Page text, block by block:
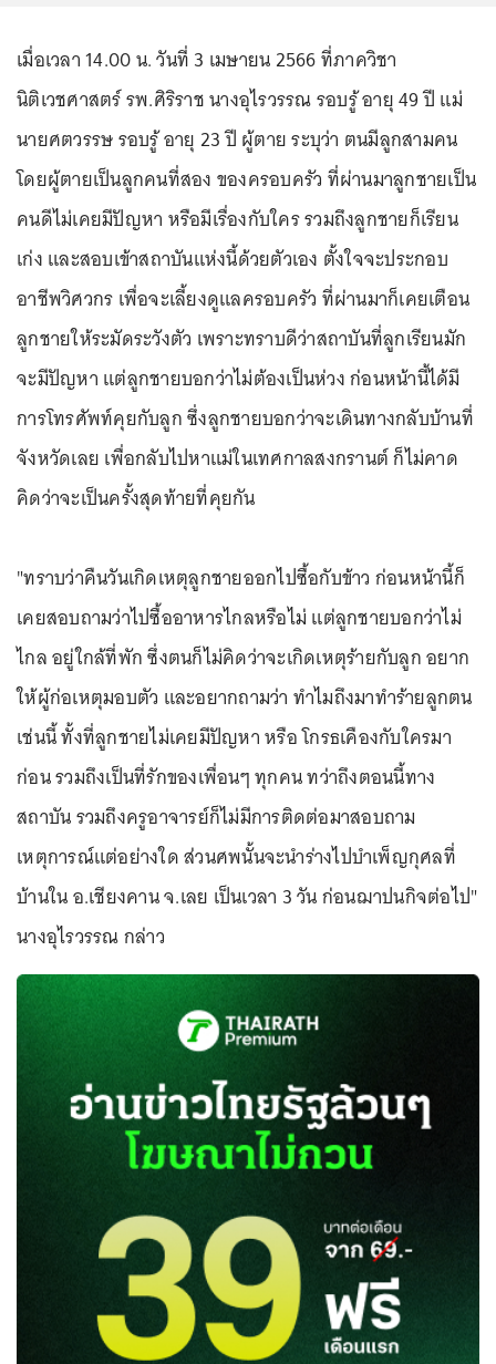
เมื่อเวลา 14.00 น. วันที่ 3 เมษายน 2566 ที่ภาควิชา
นิติเวชศาสตร์ รพ.ศิริราช นางอุไรวรรณ รอบรู้ อายุ 49 ปี แม่
นายศตวรรษ รอบรู้ อายุ 23 ปี ผู้ตาย ระบุว่า ตนมีลูกสามคน
โดยผู้ตายเป็นลูกคนที่สอง ของครอบครัว ที่ผ่านมาลูกชายเป็น
คนดีไม่เคยมีปัญหา หรือมีเรื่องกับใคร รวมถึงลูกชายก็เรียน
เก่ง และสอบเข้าสถาบันแห่งนี้ด้วยตัวเอง ตั้งใจจะประกอบ
อาชีพวิศวกร เพื่อจะเลี้ยงดูแลครอบครัว ที่ผ่านมาก็เคยเตือน
ลูกชายให้ระมัดระวังตัว เพราะทราบดีว่าสถาบันที่ลูกเรียนมัก
จะมีปัญหา แต่ลูกชายบอกว่าไม่ต้องเป็นห่วง ก่อนหน้านี้ได้มี
การโทรศัพท์คุยกับลูก ซึ่งลูกชายบอกว่าจะเดินทางกลับบ้านที่
จังหวัดเลย เพื่อกลับไปหาแม่ในเทศกาลสงกรานต์ ก็ไม่คาด
คิดว่าจะเป็นครั้งสุดท้ายที่คุยกัน
"ทราบว่าคืนวันเกิดเหตุลูกชายออกไปซื้อกับข้าว ก่อนหน้านี้ก็
เคยสอบถามว่าไปซื้ออาหารไกลหรือไม่ แต่ลูกชายบอกว่าไม่
ไกล อยู่ใกล้ที่พัก ซึ่งตนก็ไม่คิดว่าจะเกิดเหตุร้ายกับลูก อยาก
ให้ผู้ก่อเหตุมอบตัว และอยากถามว่า ทำไมถึงมาทำร้ายลูกตน
เช่นนี้ ทั้งที่ลูกชายไม่เคยมีปัญหา หรือ โกรธเคืองกับใครมา
ก่อน รวมถึงเป็นที่รักของเพื่อนๆ ทุกคน ทว่าถึงตอนนี้ทาง
สถาบัน รวมถึงครูอาจารย์ก็ไม่มีการติดต่อมาสอบถาม
เหตุการณ์แต่อย่างใด ส่วนศพนั้นจะนำร่างไปบำเพ็ญกุศลที่
บ้านใน อ.เชียงคาน จ.เลย เป็นเวลา 3 วัน ก่อนฌาปนกิจต่อไป"
นางอุไรวรรณ กล่าว